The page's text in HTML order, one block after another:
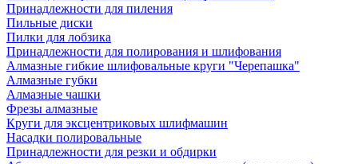
Принадлежности для пиления
Пильные диски
Пилки для лобзика
Принадлежности для полирования и шлифования
Алмазные гибкие шлифовальные круги "Черепашка"
Алмазные губки
Алмазные чашки
Фрезы алмазные
Круги для эксцентриковых шлифмашин
Насадки полировальные
Принадлежности для резки и обдирки